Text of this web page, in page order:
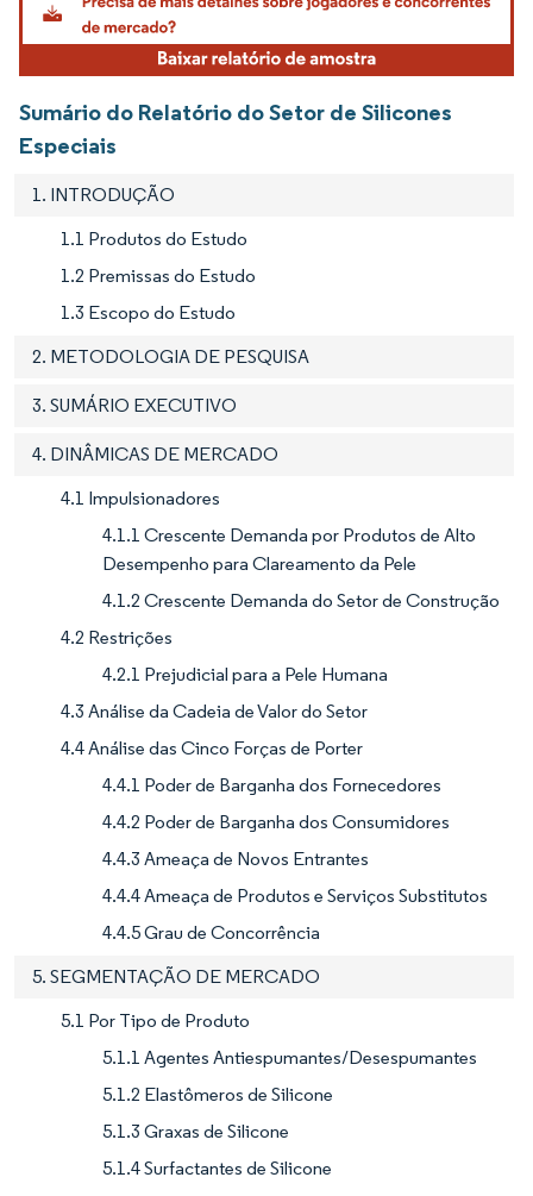
Sumário do Relatório do Setor de Silicones
Especiais
1. INTRODUÇÃO
1.1 Produtos do Estudo
1.2 Premissas do Estudo
1.3 Escopo do Estudo
2. METODOLOGIA DE PESQUISA
3. SUMÁRIO EXECUTIVO
4. DINÂMICAS DE MERCADO
4.1 Impulsionadores
4.1.1 Crescente Demanda por Produtos de Alto
Desempenho para Clareamento da Pele
4.1.2 Crescente Demanda do Setor de Construção
4.2 Restrições
4.2.1 Prejudicial para a Pele Humana
4.3 Análise da Cadeia de Valor do Setor
4.4 Análise das Cinco Forças de Porter
4.4.1 Poder de Barganha dos Fornecedores
4.4.2 Poder de Barganha dos Consumidores
4.4.3 Ameaça de Novos Entrantes
4.4.4 Ameaça de Produtos e Serviços Substitutos
4.4.5 Grau de Concorrência
5. SEGMENTAÇÃO DE MERCADO
5.1 Por Tipo de Produto
5.1.1 Agentes Antiespumantes/Desespumantes
5.1.2 Elastômeros de Silicone
5.1.3 Graxas de Silicone
5.1.4 Surfactantes de Silicone